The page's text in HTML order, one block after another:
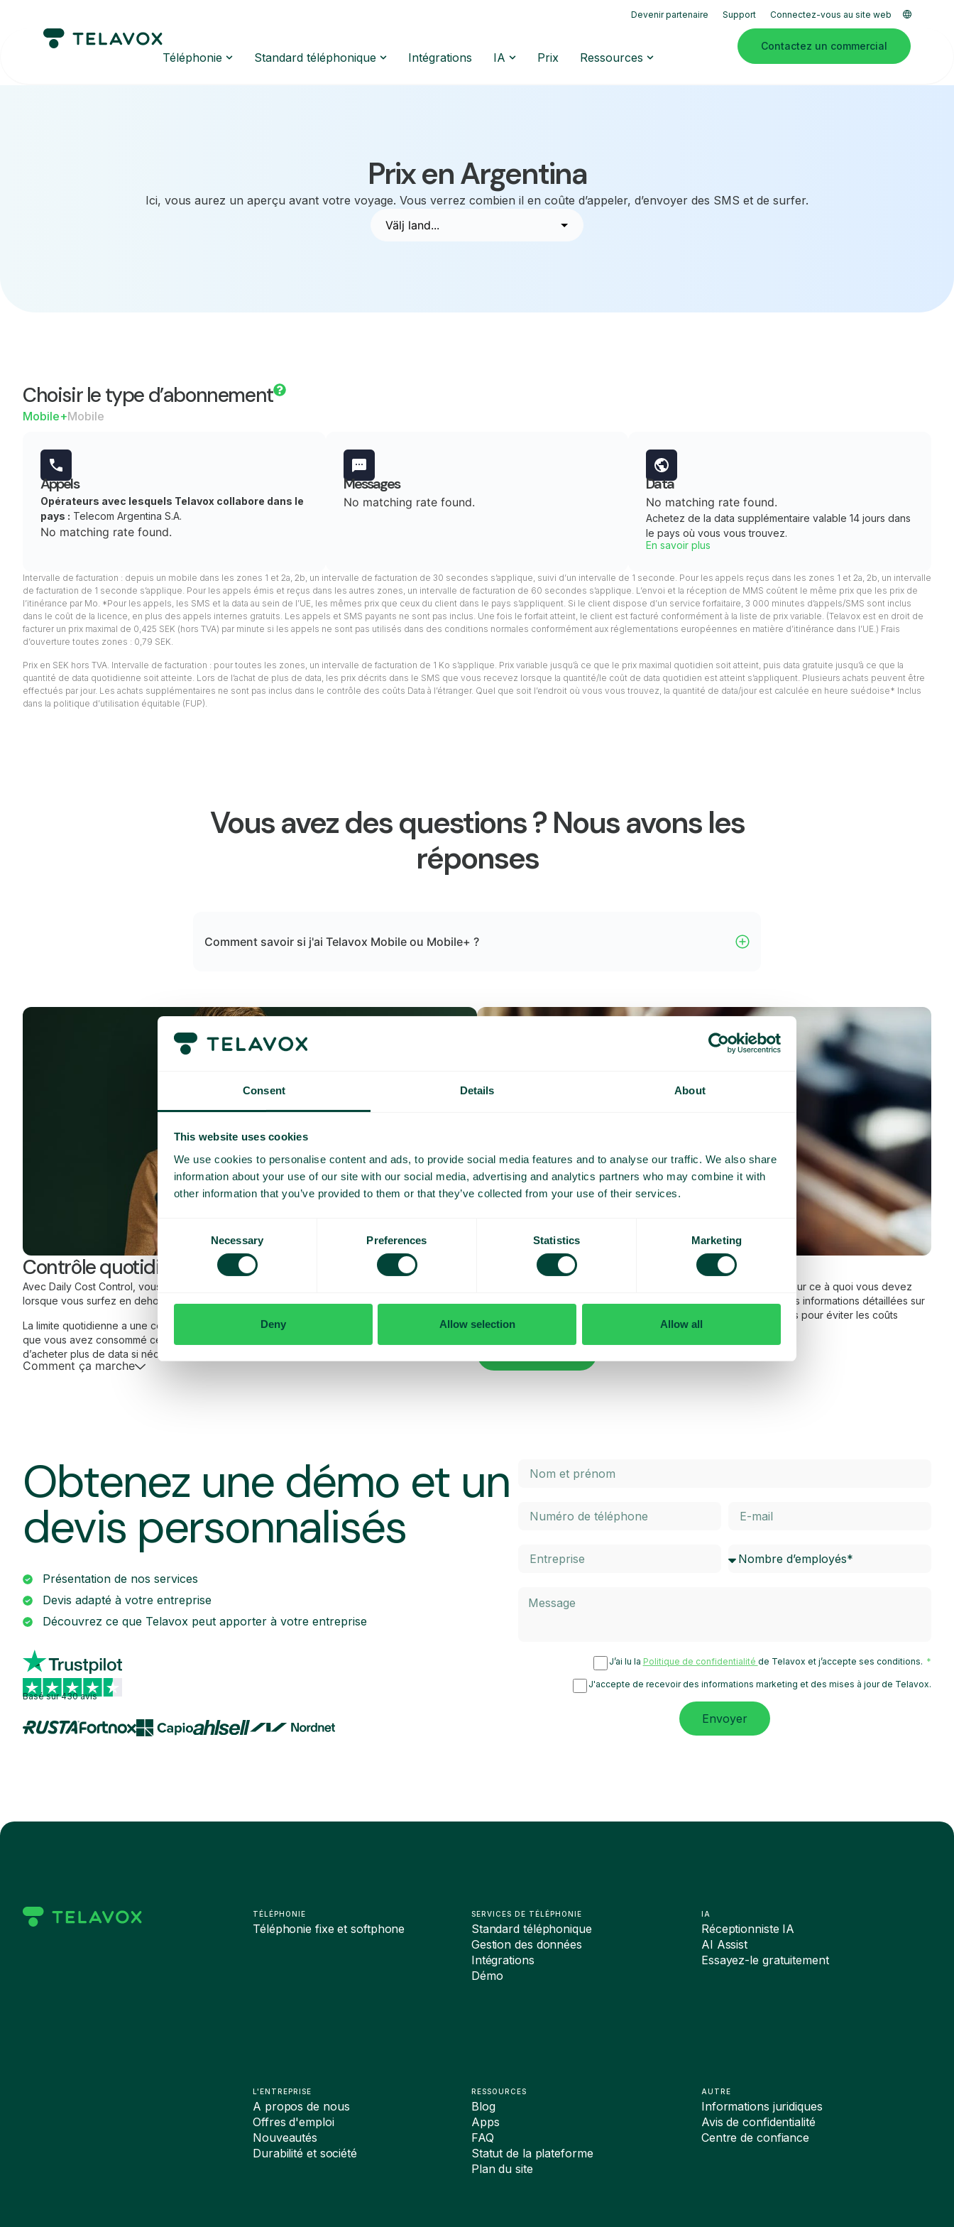
Consent Details About
This website uses cookies
We use cookies to personalise content and ads, to provide social media features and to analyse our traffic. We also share
information about your use of our site with our social media, advertising and analytics partners who may combine it with
other information that you’ve provided to them or that they’ve collected from your use of their services.
Consent
Necessary Preferences Statistics Marketing
Deny Allow selection Allow all
Devenir partenaire Support Connectez-vous au site web
Téléphonie Standard téléphonique Intégrations IA Prix Ressources
Contactez un commercial
Prix en Argentina
Ici, vous aurez un aperçu avant votre voyage. Vous verrez combien il en coûte d’appeler, d’envoyer des SMS et de surfer.
Choisir le type d’abonnement
Mobile+Mobile
Appels
Opérateurs avec lesquels Telavox collabore dans le
pays : Telecom Argentina S.A.
No matching rate found.
Messages
No matching rate found.
Data
No matching rate found.
Achetez de la data supplémentaire valable 14 jours dans
le pays où vous vous trouvez.
En savoir plus
Intervalle de facturation : depuis un mobile dans les zones 1 et 2a, 2b, un intervalle de facturation de 30 secondes s’applique, suivi d’un intervalle de 1 seconde. Pour les appels reçus dans les zones 1 et 2a, 2b, un intervalle
de facturation de 1 seconde s’applique. Pour les appels émis et reçus dans les autres zones, un intervalle de facturation de 60 secondes s’applique. L’envoi et la réception de MMS coûtent le même prix que les prix de
l’itinérance par Mo. *Pour les appels, les SMS et la data au sein de l’UE, les mêmes prix que ceux du client dans le pays s’appliquent. Si le client dispose d’un service forfaitaire, 3 000 minutes d’appels/SMS sont inclus
dans le coût de la licence, en plus des appels internes gratuits. Les appels et SMS payants ne sont pas inclus. Une fois le forfait atteint, le client est facturé conformément à la liste de prix variable. (Telavox est en droit de
facturer un prix maximal de 0,425 SEK (hors TVA) par minute si les appels ne sont pas utilisés dans des conditions normales conformément aux réglementations européennes en matière d’itinérance dans l’UE.) Frais
d’ouverture toutes zones : 0,79 SEK.
Prix en SEK hors TVA. Intervalle de facturation : pour toutes les zones, un intervalle de facturation de 1 Ko s’applique. Prix variable jusqu’à ce que le prix maximal quotidien soit atteint, puis data gratuite jusqu’à ce que la
quantité de data quotidienne soit atteinte. Lors de l’achat de plus de data, les prix décrits dans le SMS que vous recevez lorsque la quantité/le coût de data quotidien est atteint s’appliquent. Plusieurs achats peuvent être
effectués par jour. Les achats supplémentaires ne sont pas inclus dans le contrôle des coûts Data à l’étranger. Quel que soit l’endroit où vous vous trouvez, la quantité de data/jour est calculée en heure suédoise* Inclus
dans la politique d’utilisation équitable (FUP).
Vous avez des questions ? Nous avons les
réponses
Comment savoir si j'ai Telavox Mobile ou Mobile+ ?
Contrôle quotidien des coûts
Avec Daily Cost Control, vous, en tant que client, pouvez mieux contrôler vos coûts quotidiens
lorsque vous surfez en dehors de l’UE/EEE.
La limite quotidienne a une certaine quantité de data à un prix maximal prédéterminé. Une fois
que vous avez consommé cette quantité de data, vous recevez un SMS et avez la possibilité
d’acheter plus de data si nécessaire.
Comment ça marche
Questions et réponses fréquentes
Vous voulez en savoir plus sur le fonctionnement de l’itinérance et sur ce à quoi vous devez
penser lorsque vous voyagez ? Dans notre FAQ, vous trouverez des informations détaillées sur
l’itinérance à l’intérieur et à l’extérieur de l’UE, ainsi que des conseils pour éviter les coûts
élevés. Cliquez sur le bouton ci-dessous pour en savoir plus.
Obtenez une démo et un
devis personnalisés
Présentation de nos services
Devis adapté à votre entreprise
Découvrez ce que Telavox peut apporter à votre entreprise
Basé sur 430 avis
J’ai lu la Politique de confidentialité de Telavox et j’accepte ses conditions.
J'accepte de recevoir des informations marketing et des mises à jour de Telavox.
Envoyer
TÉLÉPHONIE
Téléphonie fixe et softphone
L'ENTREPRISE
A propos de nous
Offres d'emploi
Nouveautés
Durabilité et société
SERVICES DE TÉLÉPHONIE
Standard téléphonique
Gestion des données
Intégrations
Démo
RESSOURCES
Blog
Apps
FAQ
Statut de la plateforme
Plan du site
IA
Réceptionniste IA
AI Assist
Essayez-le gratuitement
AUTRE
Informations juridiques
Avis de confidentialité
Centre de confiance